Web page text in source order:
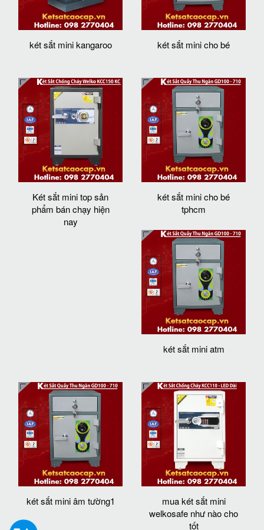
két sắt mini kangaroo két sắt mini cho bé
Két sắt mini top sản
phẩm bán chạy hiện
nay
két sắt mini cho bé
tphcm
két sắt mini atm
két sắt mini âm tường1
mua két sắt mini
welkosafe như nào cho
tốt